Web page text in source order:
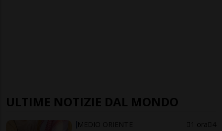
ULTIME NOTIZIE DAL MONDO
MEDIO ORIENTE 1 ora 4